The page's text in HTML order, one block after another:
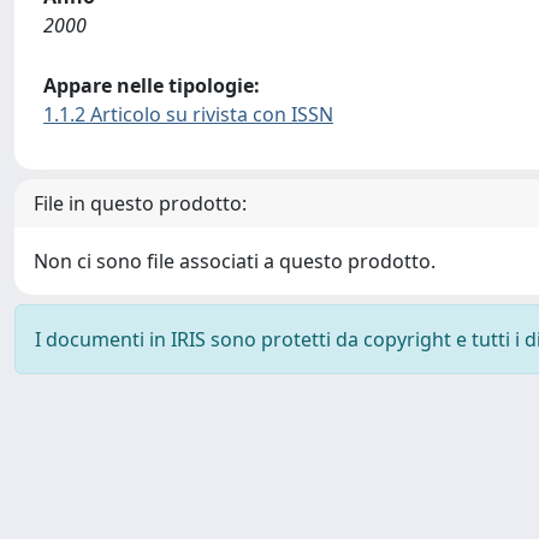
2000
Appare nelle tipologie:
1.1.2 Articolo su rivista con ISSN
File in questo prodotto:
Non ci sono file associati a questo prodotto.
I documenti in IRIS sono protetti da copyright e tutti i